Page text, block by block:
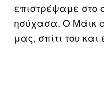
επιστρέψαμε στο
ησύχασα. Ο Μάικ
μας, σπίτι του